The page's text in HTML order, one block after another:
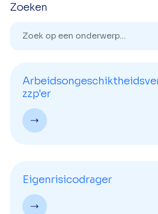
Zoeken
zzp'er
Eigenrisicodrager